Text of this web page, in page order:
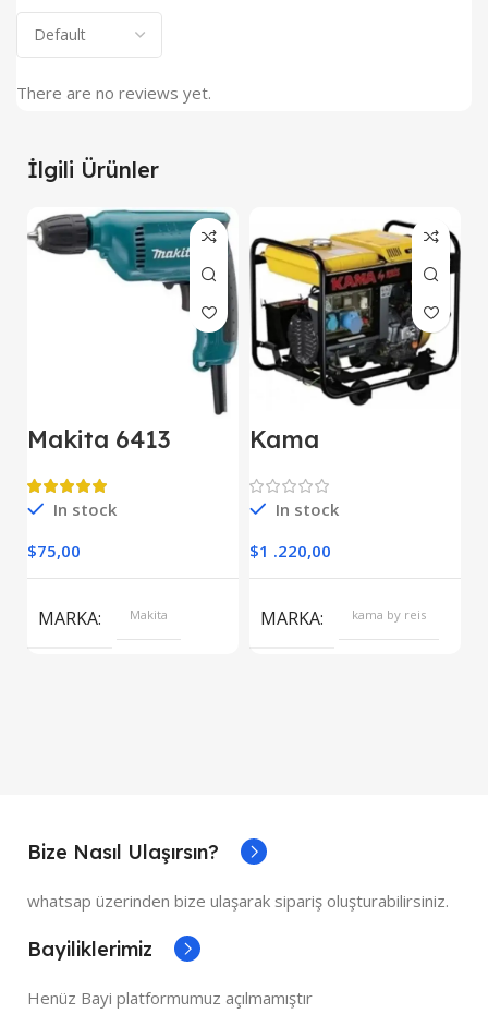
There are no reviews yet.
İlgili Ürünler
Makita 6413
In stock
$75,00
MARKA Makita
Kama
Kipor Dizel
Jeneratör Marşlı
Monofaze
In stock
$1 .220,00
MARKA kama by reis
Bize Nasıl Ulaşırsın?
whatsap üzerinden bize ulaşarak sipariş oluşturabilirsiniz.
Bayiliklerimiz
Henüz Bayi platformumuz açılmamıştır